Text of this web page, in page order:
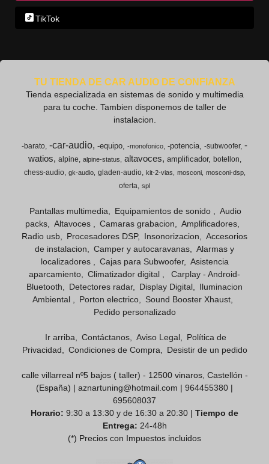
TikTok
TU TIENDA DE CAR AUDIO DE CONFIANZA
Tienda especializada en sistemas de sonido y multimedia
para tu coche. Tambien disponemos de taller de
instalacion.
-barato -car-audio -equipo -monofonico -potencia -subwoofer -
watios
alpine alpine-status altavoces amplificador
botellon
chess-audio
gk-audio gladen-audio kit-2-vias mosconi mosconi-dsp
oferta spl
Pantallas multimedia Equipamientos de sonido
Audio
packs
Altavoces Camaras grabacion
Amplificadores
Radio usb
Procesadores DSP Insonorizacion
Accesorios
de instalacion
Camper y autocaravanas
Alarmas y
localizadores
Cajas para Subwoofer
Asistencia
aparcamiento
Climatizador digital
Carplay - Android-
Bluetooth
Detectores radar Display Digital
Iluminacion
Ambiental
Porton electrico
Sound Booster Xhaust
Pedido personalizado
Ir arriba Contáctanos Aviso Legal
Política de
Privacidad
Condiciones de Compra Desistir de un pedido
calle villarreal nº5 bajos ( taller) - 12500 vinaros, Castellón -
(España) | aznartuning@hotmail.com | 964455380 |
695608037
Horario: 9:30 a 13:30 y de 16:30 a 20:30 | Tiempo de
Entrega: 24-48h
(*) Precios con Impuestos incluidos